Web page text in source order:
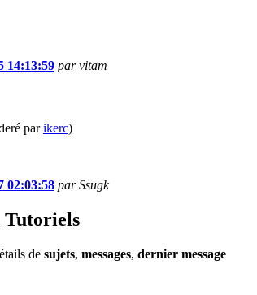
14:13:59 par vitam
parikerc)
02:03:58 par Ssugk
Tutoriels
de sujets, messages, dernier message